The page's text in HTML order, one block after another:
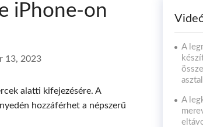
iPhone-on
13, 2023
alatti kifejezésére. A
hozzáférhet a népszerű
A
A